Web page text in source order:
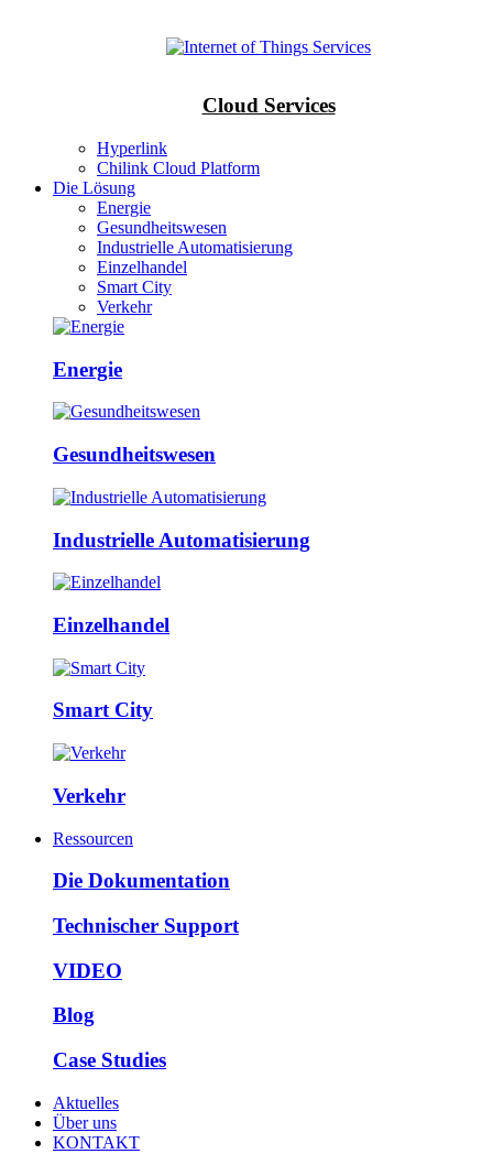
Cloud Services
Hyperlink
Chilink Cloud Platform
Die Lösung
Energie
Gesundheitswesen
Industrielle Automatisierung
Einzelhandel
Smart City
Verkehr
Energie
Gesundheitswesen
Industrielle Automatisierung
Einzelhandel
Smart City
Verkehr
Ressourcen
Die Dokumentation
Technischer Support
VIDEO
Blog
Case Studies
Aktuelles
Über uns
KONTAKT